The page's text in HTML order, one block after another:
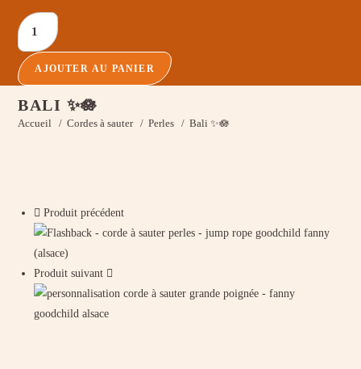
AJOUTER AU PANIER
BALI ✨🪷
Accueil / Cordes à sauter / Perles / Bali ✨🪷
Produit précédent
Produit suivant